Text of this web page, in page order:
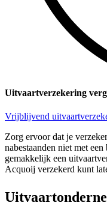
Uitvaartverzekering
Vrijblijvend
Zorg ervoor dat je
nabestaanden niet met
gemakkelijk een
Acquoij verzekerd kunt